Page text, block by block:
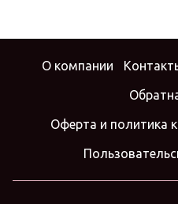
О компании
Оферта и политика